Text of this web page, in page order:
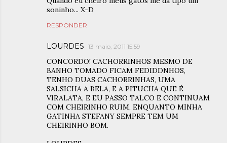
soninho... X-D
RESPONDER
LOURDES 13 maio, 2011 15:59
CONCORDO! CACHORRINHOS MESMO DE
BANHO TOMADO FICAM FEDIDDNHOS,
TENHO DUAS CACHORRINHAS, UMA
SALSICHA A BELA, E A PITUCHA QUE É
VIRALATA, E EU PASSO TALCO E CONTINUAM
COM CHEIRINHO RUIM, ENQUANTO MINHA
GATINHA STEFANY SEMPRE TEM UM
CHEIRINHO BOM.